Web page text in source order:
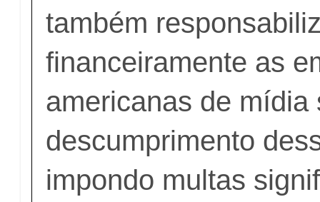
também
financeiramente as
americanas de mídia
descumprimento
impondo multas